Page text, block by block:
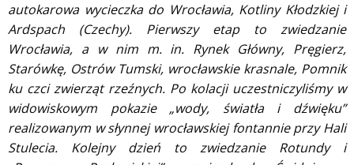
autokarowa wycieczka do Wrocławia, Kotliny Kłodzkiej i
Ardspach (Czechy).
Pierwszy etap to zwiedzanie
Wrocławia, a w nim m. in. Rynek Główny, Pręgierz,
Starówkę, Ostrów Tumski, wrocławskie krasnale, Pomnik
ku czci zwierząt rzeźnych. Po kolacji uczestniczyliśmy w
widowiskowym pokazie „wody, światła i dźwięku”
realizowanym w słynnej wrocławskiej fontannie przy Hali
Stulecia. Kolejny dzień to zwiedzanie Rotundy i